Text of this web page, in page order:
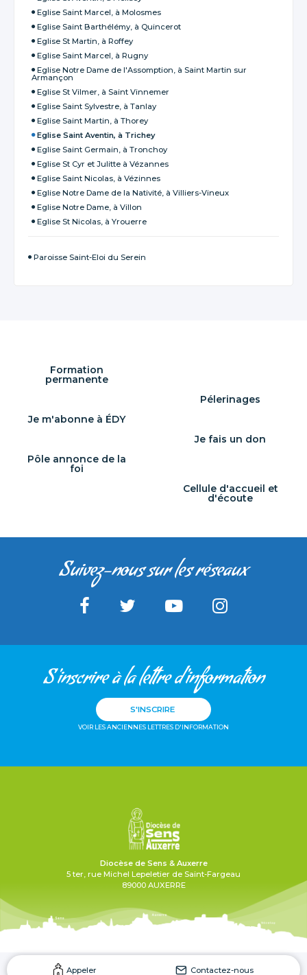
Eglise Saint Marcel, à Molosmes
Eglise Saint Barthélémy, à Quincerot
Eglise St Martin, à Roffey
Eglise Saint Marcel, à Rugny
Eglise Notre Dame de l'Assomption, à Saint Martin sur
Armançon
Eglise St Vilmer, à Saint Vinnemer
Eglise Saint Sylvestre, à Tanlay
Eglise Saint Martin, à Thorey
Eglise Saint Aventin, à Trichey
Eglise Saint Germain, à Tronchoy
Eglise St Cyr et Julitte à Vézannes
Eglise Saint Nicolas, à Vézinnes
Eglise Notre Dame de la Nativité, à Villiers-Vineux
Eglise Notre Dame, à Villon
Eglise St Nicolas, à Yrouerre
Paroisse Saint-Eloi du Serein
Formation
permanente
Pélerinages
Je m'abonne à ÉDY
Je fais un don
Pôle annonce de la
foi
Cellule d'accueil et
d'écoute
Suivez-nous sur les réseaux
S'inscrire à la lettre d'information
S'INSCRIRE
VOIR LES ANCIENNES LETTRES D'INFORMATION
Diocèse de Sens & Auxerre
5 ter, rue Michel Lepeletier de Saint-Fargeau
89000 AUXERRE
Contactez-nous
Appeler Mentions légales